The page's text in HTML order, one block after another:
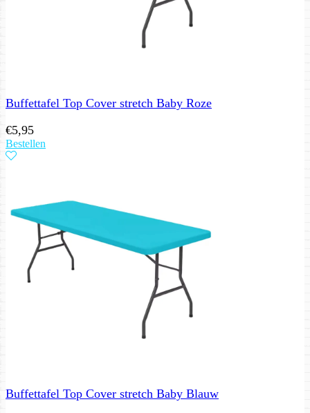
Buffettafel Top Cover stretch Baby Roze
€5,95
Bestellen
Buffettafel Top Cover stretch Baby Blauw